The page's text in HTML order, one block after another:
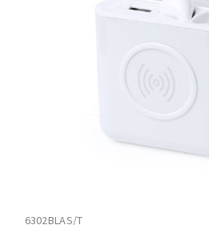
6302BLAS/T